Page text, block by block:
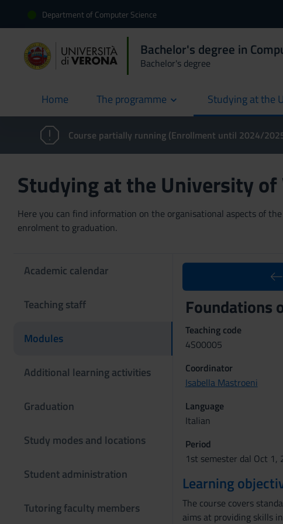
Department of Computer Science
Bachelor's degree in
Bachelor's degree
Home
current The programme Studying at the
Course partially running (Enrollment until 2024/
Studying at the University of
Here you can find information on the organisational aspects of
enrolment to graduation.
Academic calendar
Teaching staff
Modules
Additional learning activities
Graduation
Study modes and locations
Student administration
Tutoring faculty members
Foundations
Teaching code
4S00005
Coordinator
Isabella Mastroeni
Language
Italian
Period
1st semester dal Oct 1,
Learning
The course covers
aims at providing skills